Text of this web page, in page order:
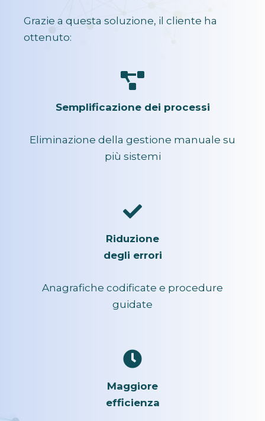
Grazie a questa soluzione, il cliente ha
ottenuto:
Semplificazione dei processi
Eliminazione della gestione manuale su
più sistemi
Riduzione
degli errori
Anagrafiche codificate e procedure
guidate
Maggiore
efficienza